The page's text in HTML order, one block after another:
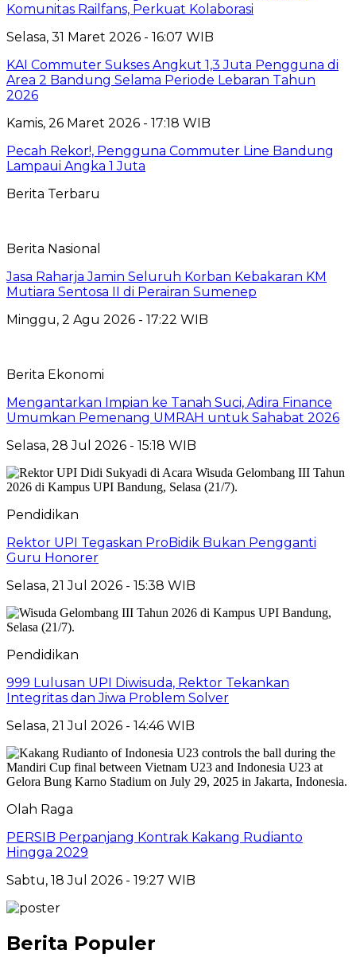
Komunitas Railfans, Perkuat Kolaborasi
Selasa, 31 Maret 2026 - 16:07 WIB
KAI Commuter Sukses Angkut 1,3 Juta Pengguna di
Area 2 Bandung Selama Periode Lebaran Tahun
2026
Kamis, 26 Maret 2026 - 17:18 WIB
Pecah Rekor!, Pengguna Commuter Line Bandung
Lampaui Angka 1 Juta
Berita Terbaru
Berita Nasional
Jasa Raharja Jamin Seluruh Korban Kebakaran KM
Mutiara Sentosa II di Perairan Sumenep
Minggu, 2 Agu 2026 - 17:22 WIB
Berita Ekonomi
Mengantarkan Impian ke Tanah Suci, Adira Finance
Umumkan Pemenang UMRAH untuk Sahabat 2026
Selasa, 28 Jul 2026 - 15:18 WIB
Pendidikan
Rektor UPI Tegaskan ProBidik Bukan Pengganti
Guru Honorer
Selasa, 21 Jul 2026 - 15:38 WIB
Pendidikan
999 Lulusan UPI Diwisuda, Rektor Tekankan
Integritas dan Jiwa Problem Solver
Selasa, 21 Jul 2026 - 14:46 WIB
Olah Raga
PERSIB Perpanjang Kontrak Kakang Rudianto
Hingga 2029
Sabtu, 18 Jul 2026 - 19:27 WIB
Berita Populer